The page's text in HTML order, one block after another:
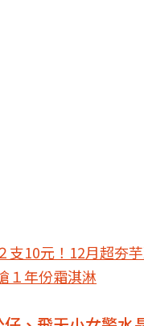
支10元！12月超夯
１年份霜淇淋